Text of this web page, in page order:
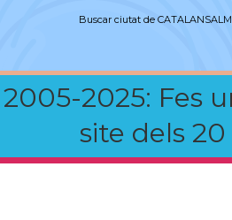
Buscar ciutat de
2005-2025: Fes
site dels 20